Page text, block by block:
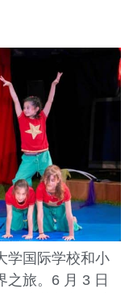
学国际学校和小
之旅。6 月 3 日